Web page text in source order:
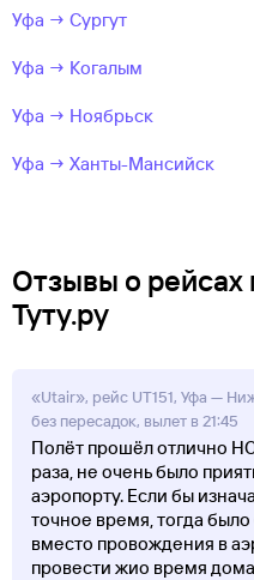
Уфа → Сургут
Уфа → Когалым
Уфа → Ноябрьск
Уфа → Ханты-Мансийск
Отзывы о рейсах
Туту.ру
«Utair», рейс UT151, Уфа —
без пересадок, вылет в 21:45
Полёт прошёл отлично
раза, не очень было
аэропорту. Если бы
точное время, тогда
вместо провождения в
провести жио время дома